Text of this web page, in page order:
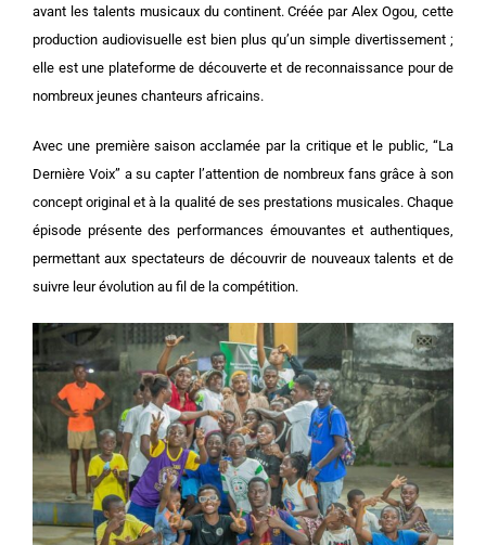
avant les talents musicaux du continent. Créée par Alex Ogou, cette
production audiovisuelle est bien plus qu’un simple divertissement ;
elle est une plateforme de découverte et de reconnaissance pour de
nombreux jeunes chanteurs africains.
Avec une première saison acclamée par la critique et le public, “La
Dernière Voix” a su capter l’attention de nombreux fans grâce à son
concept original et à la qualité de ses prestations musicales. Chaque
épisode présente des performances émouvantes et authentiques,
permettant aux spectateurs de découvrir de nouveaux talents et de
suivre leur évolution au fil de la compétition.